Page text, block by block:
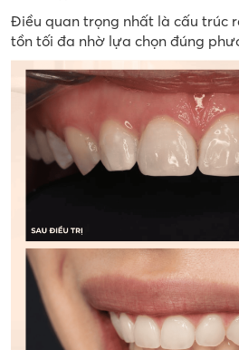
Điều quan trọng nhất là cấu trúc
tồn tối đa nhờ lựa chọn đúng